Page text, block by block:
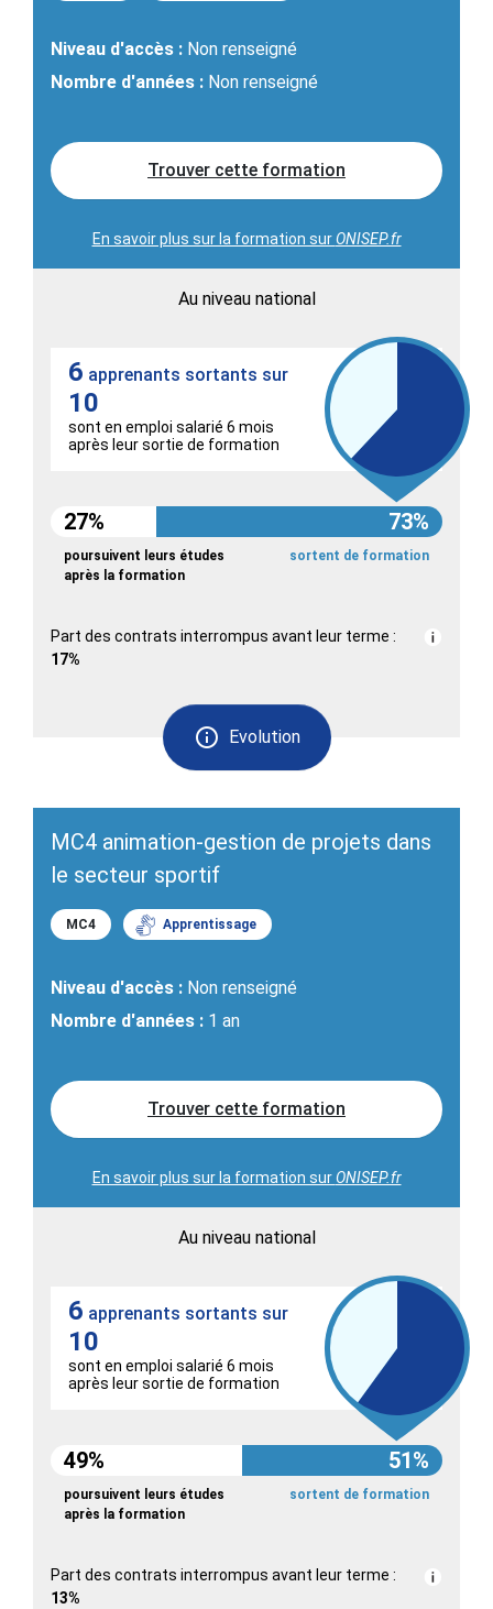
Niveau d'accès : Non renseigné
Nombre d'années : Non renseigné
Trouver cette formation
En savoir plus sur la formation surONISEP.fr
Au niveau national
Evolution
6 apprenants sortants sur
10
sont en emploi salarié 6 mois
après leur sortie de formation
27% 73%
poursuivent leurs études
après la formation
sortent de formation
Part des contrats interrompus avant leur terme :
17%
MC4 animation-gestion de projets dans
le secteur sportif
MC4 Apprentissage
Niveau d'accès : Non renseigné
Nombre d'années : 1 an
Trouver cette formation
En savoir plus sur la formation surONISEP.fr
Au niveau national
6 apprenants sortants sur
10
sont en emploi salarié 6 mois
après leur sortie de formation
49% 51%
poursuivent leurs études
après la formation
sortent de formation
Part des contrats interrompus avant leur terme :
13%